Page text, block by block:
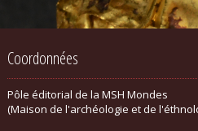
Coordonnées
Pôle éditorial de la MSH Mondes
(Maison de l'archéologie et de